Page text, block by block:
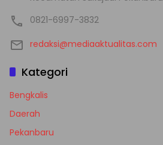
0821-6997-3832
redaksi@mediaaktualitas.com
Kategori
Bengkalis
Daerah
Pekanbaru